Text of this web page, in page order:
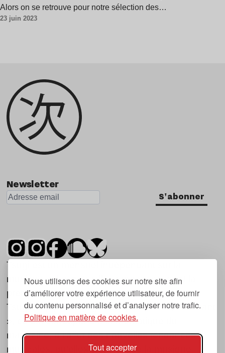
Nous utilisons des cookies sur notre site afin
d’améliorer votre expérience utilisateur, de fournir
du contenu personnalisé et d’analyser notre trafic.
Politique en matière de cookies.
Tout accepter
Alors on se retrouve pour notre sélection des…
23 juin 2023
Newsletter
S'abonner
Tsugi est un mensuel indépendant sur la
musique et les nouvelles tendances, dont la
première parution date de 2007.
Tsugi en japonais signifie « prochain », « suivant
», ce qui correspond à la thématique du
magazine, à l’affût des nouvelles tendances
musicales, qu’elles viennent de la musique